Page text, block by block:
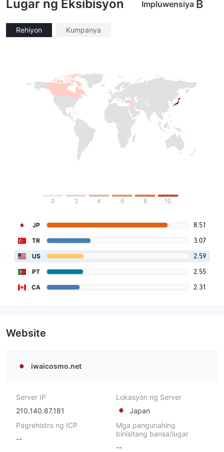
Lugar ng Eksibisyon Impluwensiya B
Rehiyon Kumpanya
0 2 4 6 8 10
JP 8.51
TR 3.07
US 2.59
PT 2.55
CA 2.31
Website
iwaicosmo.net
Server IP
210.140.87.181
Lokasyon ng Server
Japan
Pagrehistro ng ICP
--
Mga pangunahing
binisitang bansa/lugar
--